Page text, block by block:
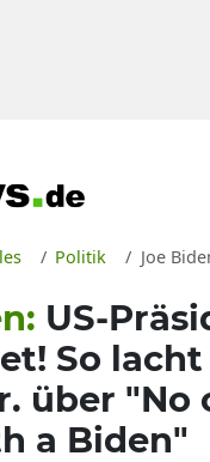
Politik Joe
US-
So
über "No
a Biden"